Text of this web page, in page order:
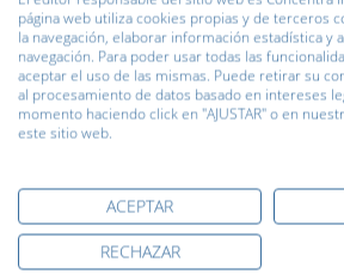
todas las juntas de
inmbuebles dentro de una
vecinos es si es obligatorio o
seguro específico. Es algo
tendrán que afrontar como
cuales no será necesario.
página web utiliza cookies propias y de terceros
la navegación, elaborar información estadística y
navegación. Para poder usar todas las
aceptar el uso de las mismas. Puede retirar su
al procesamiento de datos basado en intereses
momento haciendo click en "AJUSTAR" o en
este sitio web.
ACEPTAR
RECHAZAR